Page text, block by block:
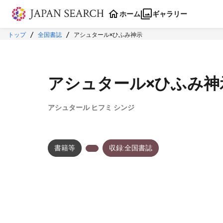
本文に飛ぶ
ホーム ギャラリー
トップ 全国書誌 アシュタール×ひふみ神示
アシュタール×ひふみ
アシュタール ヒフミ シンジ
書籍等 収録:全国書誌